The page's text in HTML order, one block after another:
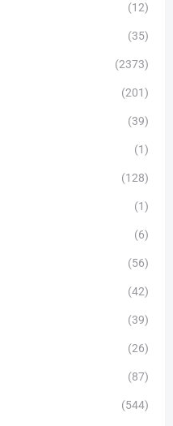
(12)
(35)
(2373)
(201)
(39)
(1)
(128)
(1)
(6)
(56)
(42)
(39)
(26)
(87)
(544)